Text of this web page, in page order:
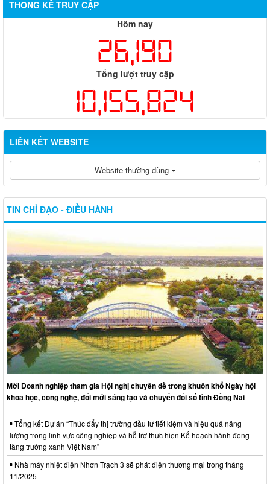
THỐNG KÊ TRUY CẬP
Hôm nay
26,190
Tổng lượt truy cập
10,155,824
LIÊN KẾT WEBSITE
Website thường dùng
TIN CHỈ ĐẠO - ĐIỀU HÀNH
Mời Doanh nghiệp tham gia Hội nghị chuyên đề trong khuôn khổ Ngày hội
khoa học, công nghệ, đổi mới sáng tạo và chuyển đổi số tỉnh Đồng Nai
Tổng kết Dự án “Thúc đẩy thị trường đầu tư tiết kiệm và hiệu quả năng
lượng trong lĩnh vực công nghiệp và hỗ trợ thực hiện Kế hoạch hành động
tăng trưởng xanh Việt Nam”
Nhà máy nhiệt điện Nhơn Trạch 3 sẽ phát điện thương mại trong tháng
11/2025